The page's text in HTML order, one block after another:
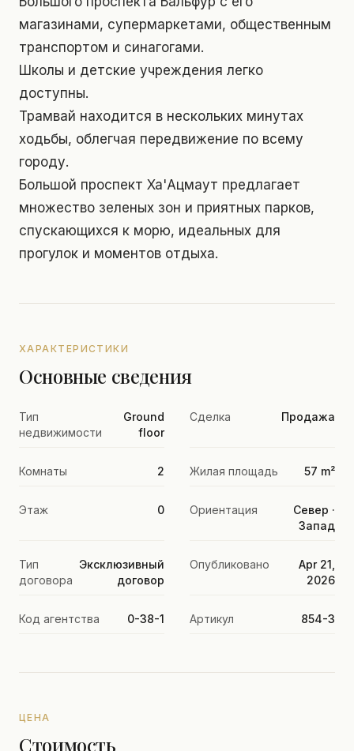
магазинами, супермаркетами, общественным
транспортом и синагогами.
Школы и детские учреждения легко
доступны.
Трамвай находится в нескольких минутах
ходьбы, облегчая передвижение по всему
городу.
Большой проспект Ха'Ацмаут предлагает
множество зеленых зон и приятных парков,
спускающихся к морю, идеальных для
прогулок и моментов отдыха.
ХАРАКТЕРИСТИКИ
Основные сведения
Тип
недвижимости
Ground
floor
Сделка Продажа
Комнаты 2 Жилая площадь 57 m²
Этаж 0 Ориентация
Север ·
Запад
Тип
договора
Эксклюзивный
договор
Опубликовано
Apr 21,
2026
Код агентства 0-38-1 Артикул 854-3
ЦЕНА
Стоимость